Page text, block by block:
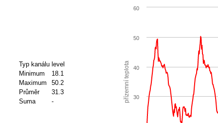
Typ kanálu level
Minimum
18.1
Maximum
50.2
Průměr
31.3
Suma
- přízemní teplota 30
40
50
60